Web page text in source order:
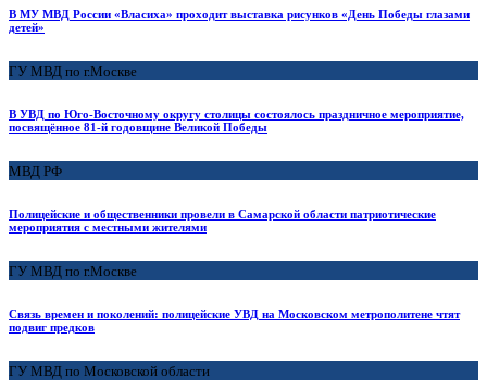
В МУ МВД России «Власиха» проходит выставка рисунков «День Победы глазами
детей»
ГУ МВД по г.Москве
В УВД по Юго-Восточному округу столицы состоялось праздничное мероприятие,
посвящённое 81‑й годовщине Великой Победы
МВД РФ
Полицейские и общественники провели в Самарской области патриотические
мероприятия с местными жителями
ГУ МВД по г.Москве
Связь времен и поколений: полицейские УВД на Московском метрополитене чтят
подвиг предков
ГУ МВД по Московской области